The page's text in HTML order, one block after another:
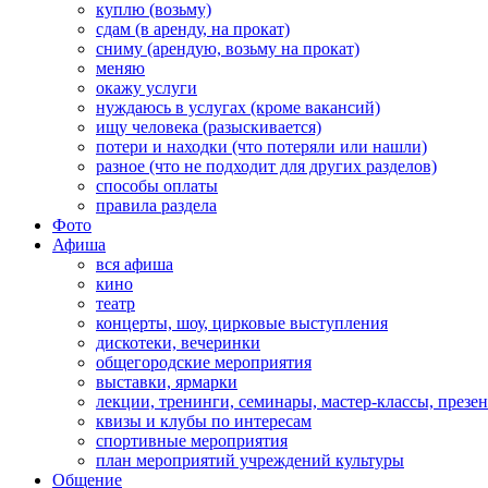
куплю (возьму)
сдам (в аренду, на прокат)
сниму (арендую, возьму на прокат)
меняю
окажу услуги
нуждаюсь в услугах (кроме вакансий)
ищу человека (разыскивается)
потери и находки (что потеряли или нашли)
разное (что не подходит для других разделов)
способы оплаты
правила раздела
Фото
Афиша
вся афиша
кино
театр
концерты, шоу, цирковые выступления
дискотеки, вечеринки
общегородские мероприятия
выставки, ярмарки
лекции, тренинги, семинары, мастер-классы,
квизы и клубы по интересам
спортивные мероприятия
план мероприятий учреждений культуры
Общение